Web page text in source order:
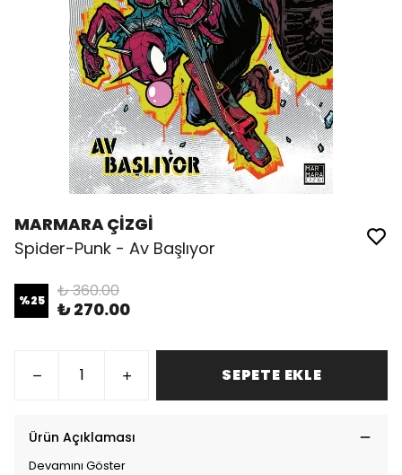
MARMARA ÇİZGİ
Spider-Punk - Av Başlıyor
%25 ₺ 360.00
₺ 270.00
SEPETE EKLE
Ürün Açıklaması
Devamını Göster